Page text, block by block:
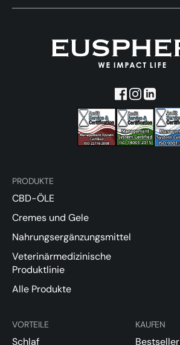
PRODUKTE
CBD-ÖLE
Cremes und Gele
Nahrungsergänzungsmittel
Veterinärmedizinische
Produktlinie
Alle Produkte
VORTEILE
Schlaf
KAUFEN
Bestseller